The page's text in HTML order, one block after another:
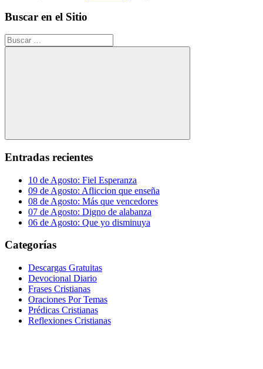
Buscar en el Sitio
Buscar:
Buscar
Entradas recientes
10 de Agosto: Fiel Esperanza
09 de Agosto: Afliccion que enseña
08 de Agosto: Más que vencedores
07 de Agosto: Digno de alabanza
06 de Agosto: Que yo disminuya
Categorías
Descargas Gratuitas
Devocional Diario
Frases Cristianas
Oraciones Por Temas
Prédicas Cristianas
Reflexiones Cristianas